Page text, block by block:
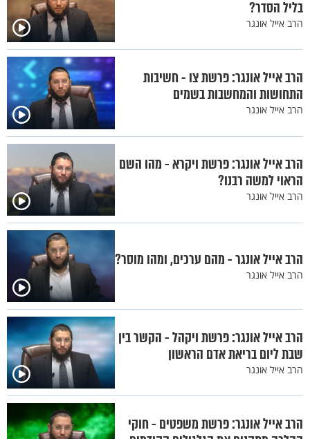
בליל הסדר?
הרב אייל אונגר
הרב אייל אונגר: פרשת צו - חשיבות
התחושות והמחשבות בשמים
הרב אייל אונגר
הרב אייל אונגר: פרשת ויקרא - מהו השם
הראוי למשה רבנו?
הרב אייל אונגר
הרב אייל אונגר - מהם ערכים, ומהו מוסר?
הרב אייל אונגר
הרב אייל אונגר: פרשת ויקהל - הקשר בין
שבת ליום בריאת אדם הראשון
הרב אייל אונגר
הרב אייל אונגר: פרשת משפטים - חוקי